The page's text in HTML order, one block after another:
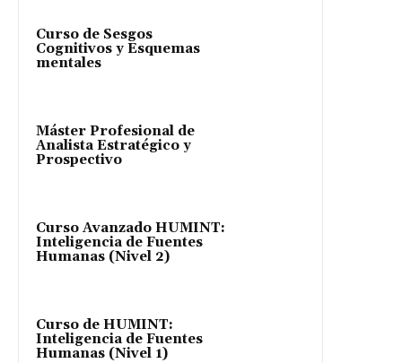
Curso de Sesgos
Cognitivos y Esquemas
mentales
Máster Profesional de
Analista Estratégico y
Prospectivo
Curso Avanzado HUMINT:
Inteligencia de Fuentes
Humanas (Nivel 2)
Curso de HUMINT:
Inteligencia de Fuentes
Humanas (Nivel 1)